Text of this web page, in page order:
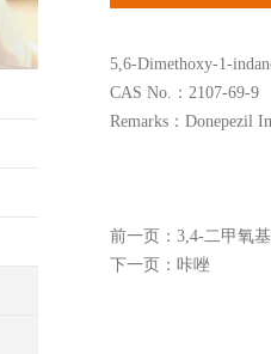
5,6-Dimethoxy-1-
CAS No.：2107-69-9
Remarks：Donepezil
前一页： 3,4-二甲氧
下一页： 咔唑